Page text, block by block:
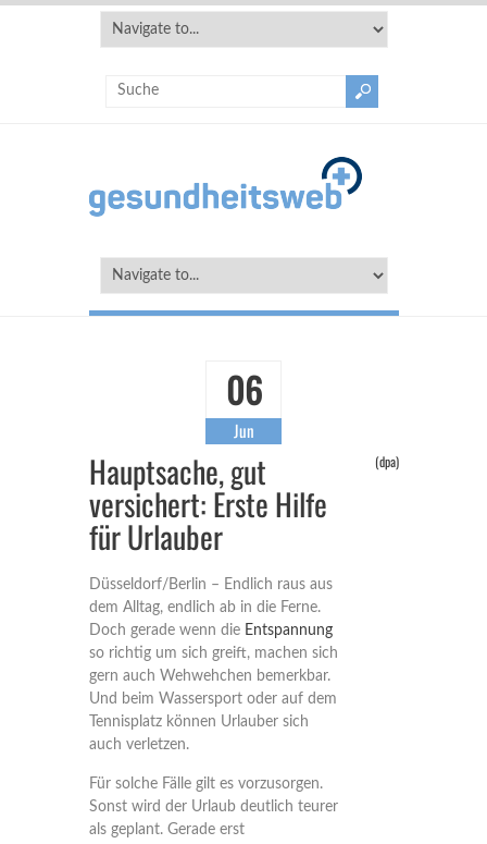
06
Jun
Hauptsache, gut
versichert: Erste Hilfe
für Urlauber
(dpa)
Düsseldorf/Berlin – Endlich raus aus
dem Alltag, endlich ab in die Ferne.
Doch gerade wenn die Entspannung
so richtig um sich greift, machen sich
gern auch Wehwehchen bemerkbar.
Und beim Wassersport oder auf dem
Tennisplatz können Urlauber sich
auch verletzen.
Für solche Fälle gilt es vorzusorgen.
Sonst wird der Urlaub deutlich teurer
als geplant. Gerade erst